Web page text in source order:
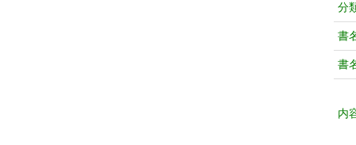
分
書
書
内